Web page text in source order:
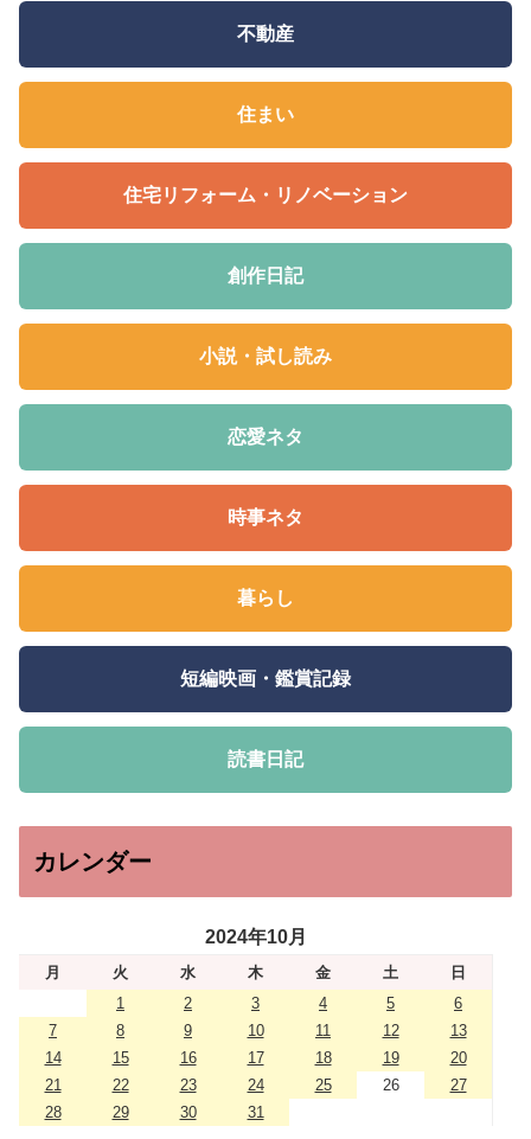
不動産
住まい
住宅リフォーム・リノベーション
創作日記
小説・試し読み
恋愛ネタ
時事ネタ
暮らし
短編映画・鑑賞記録
読書日記
カレンダー
2024年10月
月 火 水 木 金 土
日
1
2 3 4 5
6
7
8 9 10 11 12
13
14
15 16 17 18 19
20
21
22 23 24 25 26
27
28
29 30 31